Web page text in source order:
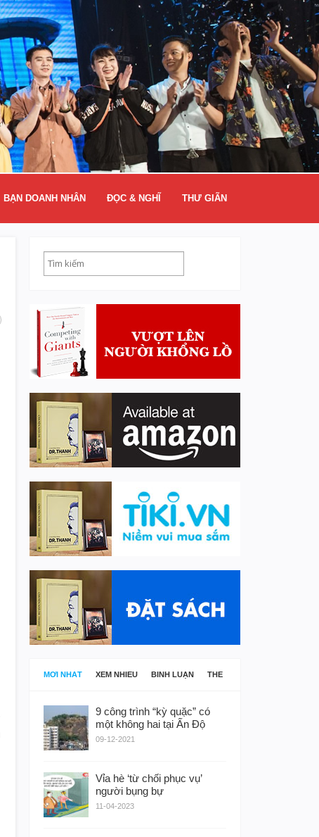
BẠN DOANH NHÂN ĐỌC & NGHĨ THƯ GIÃN
MỚI NHẤT XEM NHIỀU BÌNH LUẬN THẺ
9 công trình “kỳ quặc” có
một không hai tại Ấn Độ
09-12-2021
Vỉa hè ‘từ chối phục vụ’
người bụng bự
11-04-2023